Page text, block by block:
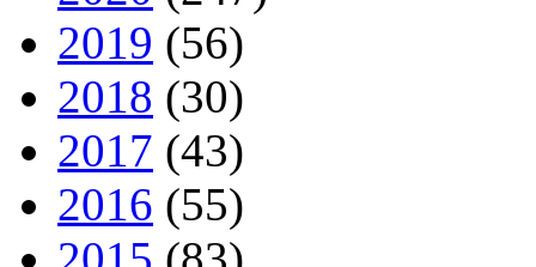
2019 (56)
2018 (30)
2017 (43)
2016 (55)